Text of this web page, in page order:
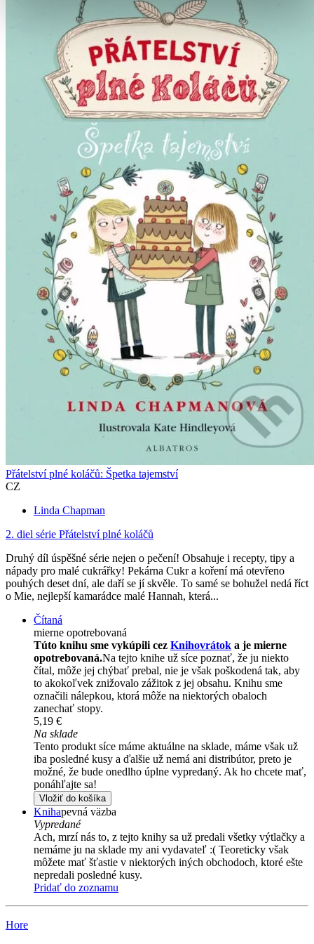
Přátelství plné koláčů: Špetka tajemství
CZ
Linda Chapman
2. diel série Přátelství plné koláčů
Druhý díl úspěšné série nejen o pečení! Obsahuje i recepty, tipy a
nápady pro malé cukrářky! Pekárna Cukr a koření má otevřeno
pouhých deset dní, ale daří se jí skvěle. To samé se bohužel nedá říct
o Mie, nejlepší kamarádce malé Hannah, která...
Čítaná
mierne opotrebovaná
Túto knihu sme vykúpili cez Knihovrátok a je mierne
opotrebovaná.Na tejto knihe už síce poznať, že ju niekto
čítal, môže jej chýbať prebal, nie je však poškodená tak, aby
to akokoľvek znižovalo zážitok z jej obsahu. Knihu sme
označili nálepkou, ktorá môže na niektorých obaloch
zanechať stopy.
5,19 €
Na sklade
Tento produkt síce máme aktuálne na sklade, máme však už
iba posledné kusy a ďalšie už nemá ani distribútor, preto je
možné, že bude onedlho úplne vypredaný. Ak ho chcete mať,
ponáhľajte sa!
Vložiť do košíka
Knihapevná väzba
Vypredané
Ach, mrzí nás to, z tejto knihy sa už predali všetky výtlačky a
nemáme ju na sklade my ani vydavateľ :( Teoreticky však
môžete mať šťastie v niektorých iných obchodoch, ktoré ešte
nepredali posledné kusy.
Pridať do zoznamu
Hore